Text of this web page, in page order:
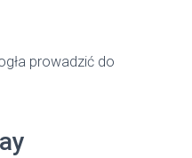
prowadzić do